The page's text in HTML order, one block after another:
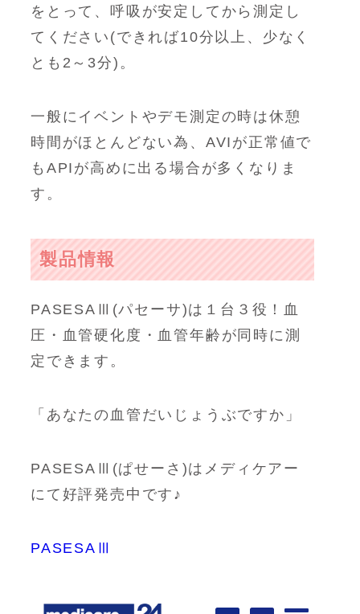
をとって、呼吸が安定してから測定し
てください(できれば10分以上、少なく
とも2～3分)。
一般にイベントやデモ測定の時は休憩
時間がほとんどない為、AVIが正常値で
もAPIが高めに出る場合が多くなりま
す。
製品情報
PASESAⅢ(パセーサ)は１台３役！血
圧・血管硬化度・血管年齢が同時に測
定できます。
「あなたの血管だいじょうぶですか」
PASESAⅢ(ぱせーさ)はメディケアー
にて好評発売中です♪
PASESAⅢ